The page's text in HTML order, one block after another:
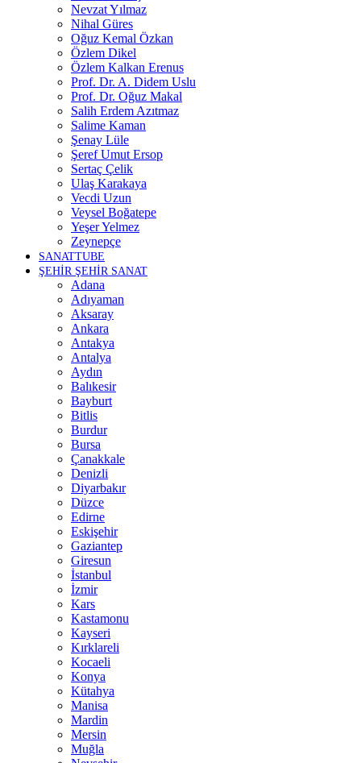
Nevzat Yılmaz
Nihal Güres
Oğuz Kemal Özkan
Özlem Dikel
Özlem Kalkan Erenus
Prof. Dr. A. Didem Uslu
Prof. Dr. Oğuz Makal
Salih Erdem Azıtmaz
Salime Kaman
Şenay Lüle
Şeref Umut Ersop
Sertaç Çelik
Ulaş Karakaya
Vecdi Uzun
Veysel Boğatepe
Yeşer Yelmez
Zeynepçe
SANATTUBE
ŞEHİR ŞEHİR SANAT
Adana
Adıyaman
Aksaray
Ankara
Antakya
Antalya
Aydın
Balıkesir
Bayburt
Bitlis
Burdur
Bursa
Çanakkale
Denizli
Diyarbakır
Düzce
Edirne
Eskişehir
Gaziantep
Giresun
İstanbul
İzmir
Kars
Kastamonu
Kayseri
Kırklareli
Kocaeli
Konya
Kütahya
Manisa
Mardin
Mersin
Muğla